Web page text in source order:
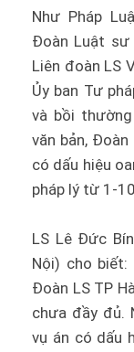
Như Pháp
Đoàn Luật sư
Liên đoàn LS
Ủy ban Tư
và bồi
văn bản,
có dấu hiệu
pháp lý từ 1-
LS Lê Đức
Nội) cho biết:
Đoàn LS TP
chưa đầy đủ.
vụ án có dấu